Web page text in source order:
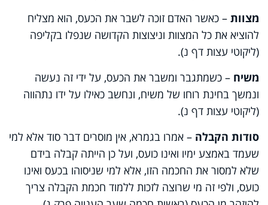
מצוות – כאשר האדם זוכה לשבר את הכעס, הוא מצליח
להוציא את כל המצוות וניצוצות הקדושה שנפלו בקליפה
(ליקוטי עצות דף נ).
משיח – כשמתגבר ומשבר את הכעס, על ידי זה נעשה
ונמשך בחינת רוחו של משיח, ונחשב כאילו על ידו נתהווה
(ליקוטי עצות דף נ).
סודות הקבלה – אמרו בגמרא, אין מוסרים דבר סוד אלא למי
שעמד באמצע ימיו ואינו כועס, ועל כן הייתה קבלה בידם
שלא למסור את החכמה הזו, אלא למי שניסוהו בכעס ואינו
כועס, ולפי זה מי שרוצה לזכות ללמוד חכמת הקבלה צריך